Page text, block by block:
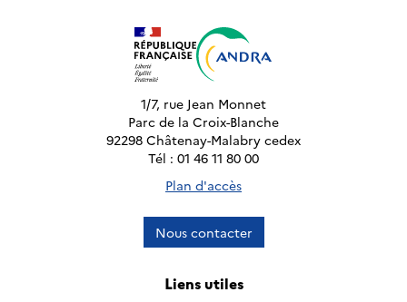
1/7, rue Jean Monnet
Parc de la Croix-Blanche
92298 Châtenay-Malabry cedex
Tél : 01 46 11 80 00
Plan d'accès
Nous contacter
Liens utiles